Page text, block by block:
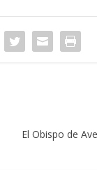
El Obispo de